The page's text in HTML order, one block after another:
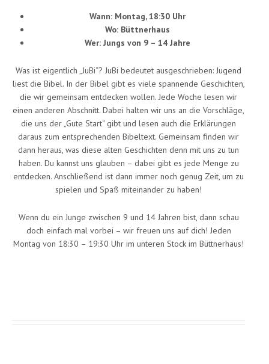
Wann: Montag, 18:30 Uhr
Wo: Büttnerhaus
Wer: Jungs von 9 – 14 Jahre
Was ist eigentlich „JuBi“? JuBi bedeutet ausgeschrieben: Jugend
liest die Bibel. In der Bibel gibt es viele spannende Geschichten,
die wir gemeinsam entdecken wollen. Jede Woche lesen wir
einen anderen Abschnitt. Dabei halten wir uns an die Vorschläge,
die uns der „Gute Start“ gibt und lesen auch die Erklärungen
daraus zum entsprechenden Bibeltext. Gemeinsam finden wir
dann heraus, was diese alten Geschichten denn mit uns zu tun
haben. Du kannst uns glauben – dabei gibt es jede Menge zu
entdecken. Anschließend ist dann immer noch genug Zeit, um zu
spielen und Spaß miteinander zu haben!
Wenn du ein Junge zwischen 9 und 14 Jahren bist, dann schau
doch einfach mal vorbei – wir freuen uns auf dich! Jeden
Montag von 18:30 – 19:30 Uhr im unteren Stock im Büttnerhaus!